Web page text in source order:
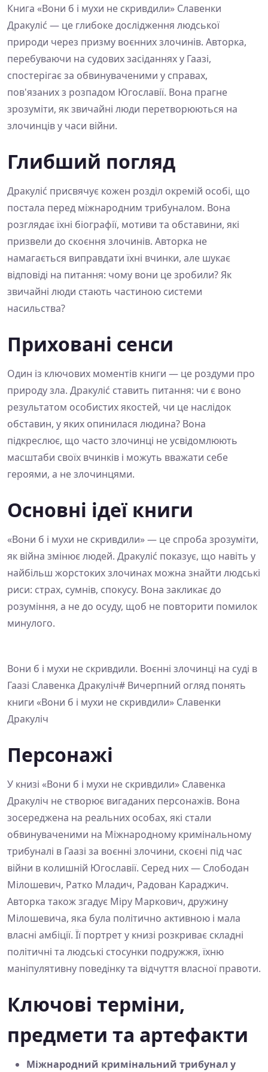
Книга «Вони б і мухи не скривдили» Славенки
Дракуліć — це глибоке дослідження людської
природи через призму воєнних злочинів. Авторка,
перебуваючи на судових засіданнях у Гаазі,
спостерігає за обвинуваченими у справах,
пов'язаних з розпадом Югославії. Вона прагне
зрозуміти, як звичайні люди перетворюються на
злочинців у часи війни.
Глибший погляд
Дракуліć присвячує кожен розділ окремій особі, що
постала перед міжнародним трибуналом. Вона
розглядає їхні біографії, мотиви та обставини, які
призвели до скоєння злочинів. Авторка не
намагається виправдати їхні вчинки, але шукає
відповіді на питання: чому вони це зробили? Як
звичайні люди стають частиною системи
насильства?
Приховані сенси
Один із ключових моментів книги — це роздуми про
природу зла. Дракуліć ставить питання: чи є воно
результатом особистих якостей, чи це наслідок
обставин, у яких опинилася людина? Вона
підкреслює, що часто злочинці не усвідомлюють
масштаби своїх вчинків і можуть вважати себе
героями, а не злочинцями.
Основні ідеї книги
«Вони б і мухи не скривдили» — це спроба зрозуміти,
як війна змінює людей. Дракуліć показує, що навіть у
найбільш жорстоких злочинах можна знайти людські
риси: страх, сумнів, спокусу. Вона закликає до
розуміння, а не до осуду, щоб не повторити помилок
минулого.
Вони б і мухи не скривдили. Воєнні злочинці на суді в
Гаазі Славенка Дракуліч# Вичерпний огляд понять
книги «Вони б і мухи не скривдили» Славенки
Дракуліч
Персонажі
У книзі «Вони б і мухи не скривдили» Славенка
Дракуліч не створює вигаданих персонажів. Вона
зосереджена на реальних особах, які стали
обвинуваченими на Міжнародному кримінальному
трибуналі в Гаазі за воєнні злочини, скоєні під час
війни в колишній Югославії. Серед них — Слободан
Мілошевич, Ратко Младич, Радован Караджич.
Авторка також згадує Міру Маркович, дружину
Мілошевича, яка була політично активною і мала
власні амбіції. Її портрет у книзі розкриває складні
політичні та людські стосунки подружжя, їхню
маніпулятивну поведінку та відчуття власної правоти.
Ключові терміни,
предмети та артефакти
Міжнародний кримінальний трибунал у